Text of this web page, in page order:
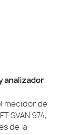
analizador
medidor de
SVAN 974,
de la